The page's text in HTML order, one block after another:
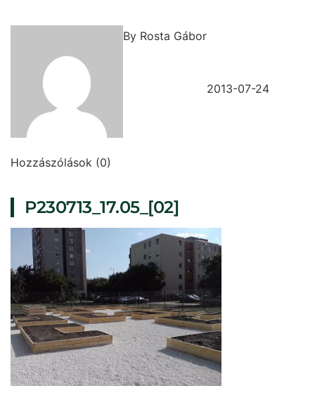
By Rosta Gábor
2013-07-24
Hozzászólások (0)
P230713_17.05_[02]